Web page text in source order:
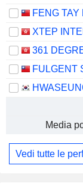
Media
Vedi tutte le